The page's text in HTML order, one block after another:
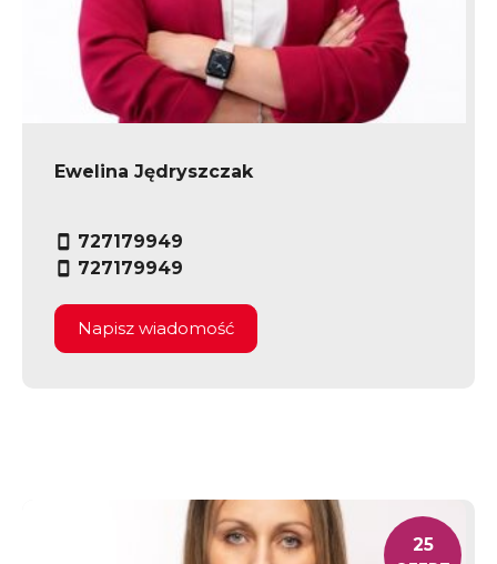
Ewelina Jędryszczak
727179949
727179949
Napisz wiadomość
25